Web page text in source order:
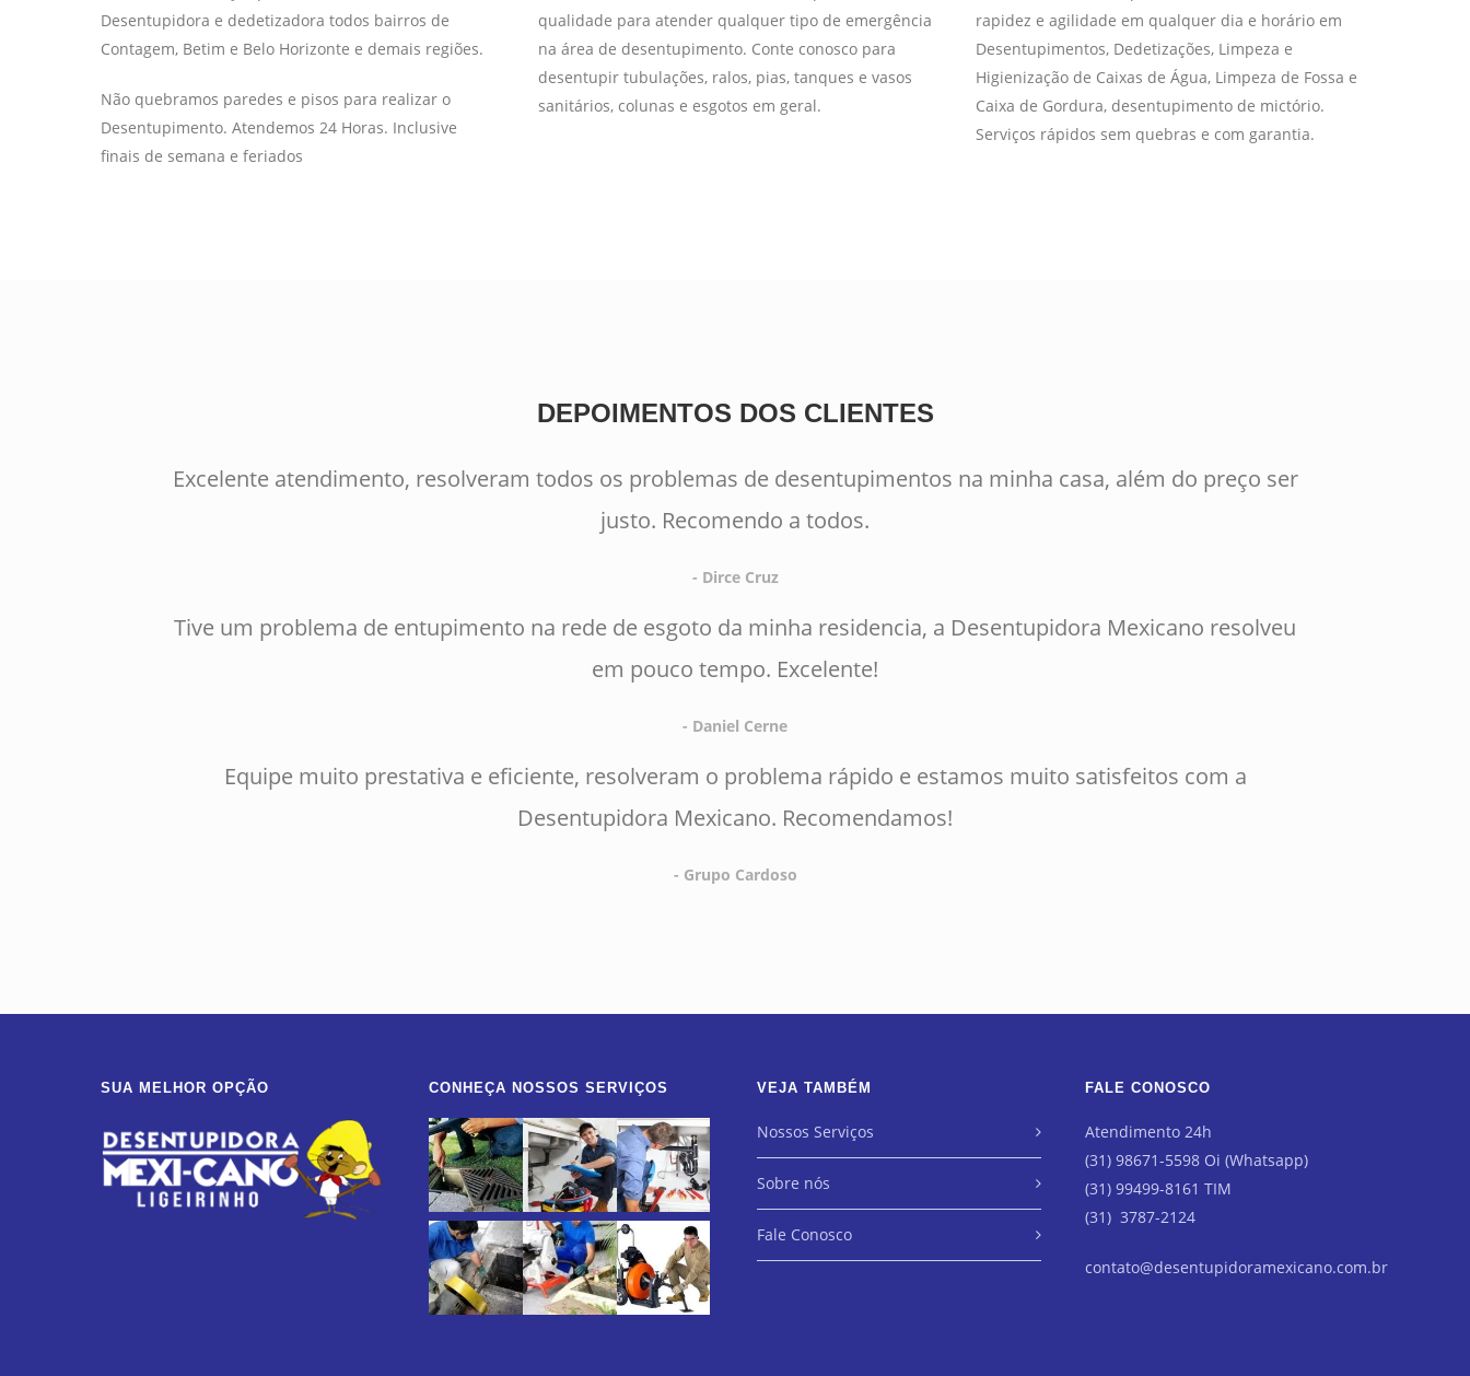
Desentupidora e dedetizadora todos bairros de
Contagem, Betim e Belo Horizonte e demais regiões.
Não quebramos paredes e pisos para realizar o
Desentupimento. Atendemos 24 Horas. Inclusive
finais de semana e feriados
qualidade para atender qualquer tipo de emergência
na área de desentupimento. Conte conosco para
desentupir tubulações, ralos, pias, tanques e vasos
sanitários, colunas e esgotos em geral.
rapidez e agilidade em qualquer dia e horário em
Desentupimentos, Dedetizações, Limpeza e
Higienização de Caixas de Água, Limpeza de Fossa e
Caixa de Gordura, desentupimento de mictório.
Serviços rápidos sem quebras e com garantia.
DEPOIMENTOS DOS CLIENTES
Excelente atendimento, resolveram todos os problemas de desentupimentos na minha casa, além do preço ser
justo. Recomendo a todos.
- Dirce Cruz
Tive um problema de entupimento na rede de esgoto da minha residencia, a Desentupidora Mexicano resolveu
em pouco tempo. Excelente!
- Daniel Cerne
Equipe muito prestativa e eficiente, resolveram o problema rápido e estamos muito satisfeitos com a
Desentupidora Mexicano. Recomendamos!
- Grupo Cardoso
SUA MELHOR OPÇÃO CONHEÇA NOSSOS SERVIÇOS VEJA TAMBÉM
Nossos Serviços
Sobre nós
Fale Conosco
FALE CONOSCO
Atendimento 24h
(31) 98671-5598 Oi (Whatsapp)
(31) 99499-8161 TIM
(31) 3787-2124
contato@desentupidoramexicano.com.br